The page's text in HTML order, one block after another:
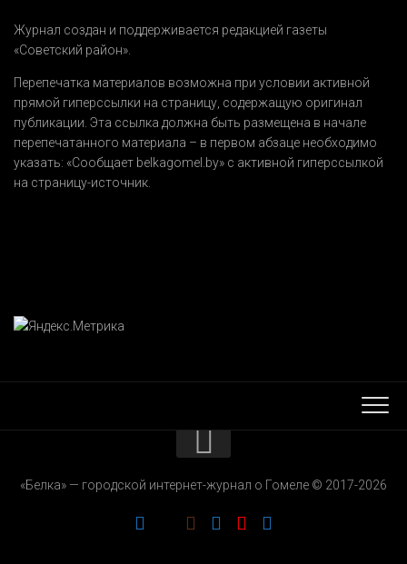
Журнал создан и поддерживается редакцией газеты
«Советский район».
Перепечатка материалов возможна при условии активной
прямой гиперссылки на страницу, содержащую оригинал
публикации. Эта ссылка должна быть размещена в начале
перепечатанного материала – в первом абзаце необходимо
указать: «Сообщает belkagomel.by» с активной гиперссылкой
на страницу-источник.
РЕКЛАМОДАТЕЛЯМ
«Белка» — городской интернет-журнал о Гомеле © 2017-2026